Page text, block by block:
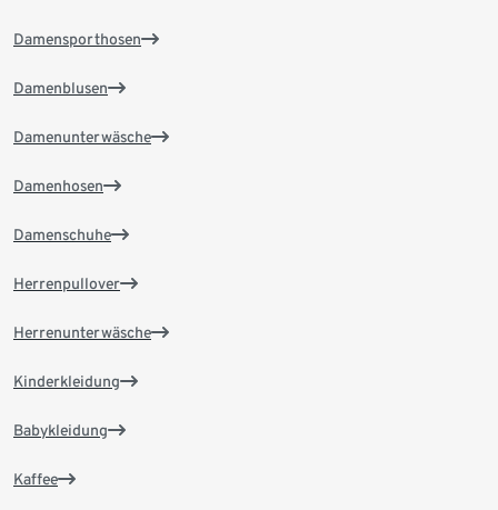
Damensporthosen
Damenblusen
Damenunterwäsche
Damenhosen
Damenschuhe
Herrenpullover
Herrenunterwäsche
Kinderkleidung
Babykleidung
Kaffee